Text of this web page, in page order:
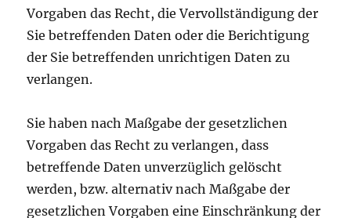
Vorgaben das Recht, die Vervollständigung der
Sie betreffenden Daten oder die Berichtigung
der Sie betreffenden unrichtigen Daten zu
verlangen.
Sie haben nach Maßgabe der gesetzlichen
Vorgaben das Recht zu verlangen, dass
betreffende Daten unverzüglich gelöscht
werden, bzw. alternativ nach Maßgabe der
gesetzlichen Vorgaben eine Einschränkung der